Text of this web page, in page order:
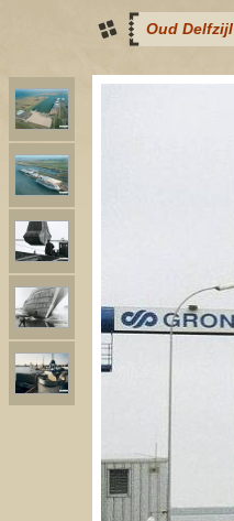
Oud Delfzijl